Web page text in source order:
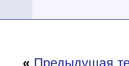
« Предыдущая